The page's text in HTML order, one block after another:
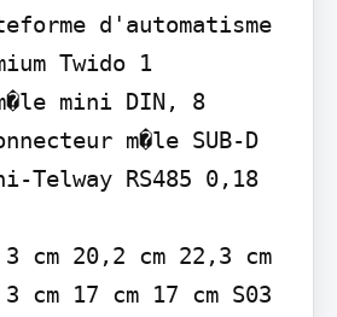
d'automatisme
Twido 1
mini DIN, 8
m�le SUB-D
Telway RS485 0,18
cm 20,2 cm 22,3 cm
cm 17 cm 17 cm S03